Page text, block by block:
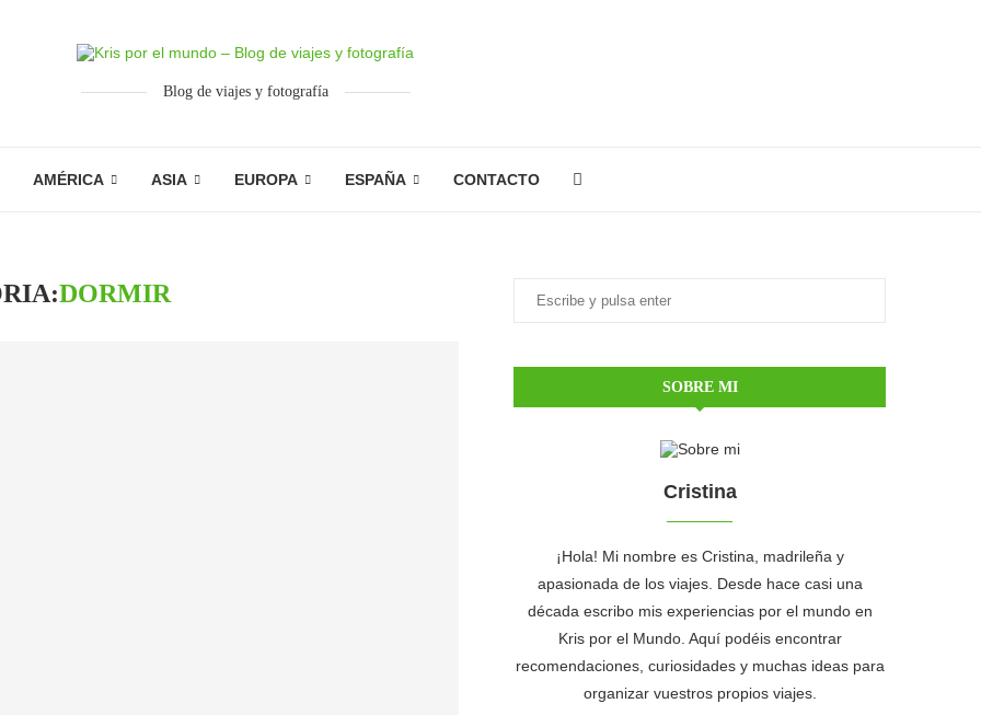
Blog de viajes y fotografía
AMÉRICA ASIA EUROPA ESPAÑA CONTACTO
DORMIR
SOBRE MI
Cristina
¡Hola! Mi nombre es Cristina, madrileña y
apasionada de los viajes. Desde hace casi una
década escribo mis experiencias por el mundo en
Kris por el Mundo. Aquí podéis encontrar
recomendaciones, curiosidades y muchas ideas para
organizar vuestros propios viajes.